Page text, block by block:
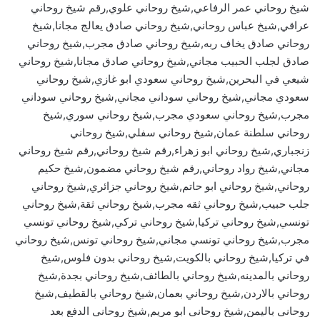
شيخ روحاني عمر الرفاعي,شيخ روحاني علوي,رقم شيخ روحاني
عراقي,شيخ عباس روحاني,شيخ روحاني صادق يعالج مجانا,شيخ
روحاني صادق يخاف ربه,شيخ روحاني صادق مجرب,شيخ روحاني
صادق لجلب الحبيب مجاني,شيخ روحاني صادق مجانا,شيخ روحاني
شيعي في البحرين,شيخ روحاني سعودي ابو غازي,شيخ روحاني
سعودي مجاني,شيخ روحاني سوداني مجاني,شيخ روحاني سوداني
مجرب,شيخ روحاني سعودي مجرب,شيخ روحاني سوري,شيخ
روحاني سلطنة عمان,شيخ روحاني سفلي,شيخ روحاني
زنجباري,شيخ روحاني ابو زهراء,رقم شيخ روحاني,رقم شيخ روحاني
مجاني,شيخ رواد روحاني,رقم شيخ روحاني مضمون,شيخ حكيم
روحاني,شيخ روحاني ابو حاتم,شيخ روحاني جزائري,شيخ روحاني
جلب حبيب,شيخ روحاني ثقه مجرب,شيخ روحاني ثقة,شيخ روحاني
تونسي,شيخ روحاني تركيا,شيخ روحاني تركي,شيخ روحاني تونسي
مجرب,شيخ روحاني تونسي مجاني,شيخ روحاني تونس,شيخ روحاني
في تركيا,شيخ روحاني بالكويت,شيخ روحاني بدون فلوس,شيخ
روحاني بالمدينه,شيخ روحاني بالطائف,شيخ روحاني بجدة,شيخ
روحاني بالاردن,شيخ روحاني بعمان,شيخ روحاني بالقطيف,شيخ
روحاني باليمن,شيخ روحاني ابو مريم,شيخ روحاني الدفع بعد